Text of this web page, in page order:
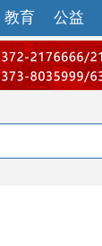
教育 公益